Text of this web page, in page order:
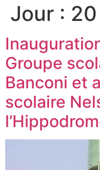
Jour :
Groupe
Banconi et
scolaire